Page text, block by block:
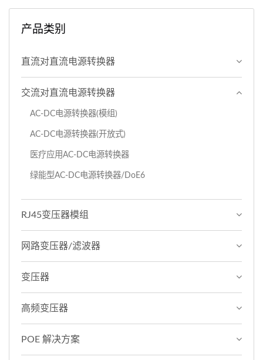
产品类别
直流对直流电源转换器
交流对直流电源转换器
AC-DC电源转换器(模组)
AC-DC电源转换器(开放式)
医疗应用AC-DC电源转换器
绿能型AC-DC电源转换器/DoE6
RJ45变压器模组
网路变压器/滤波器
变压器
高频变压器
POE 解决方案